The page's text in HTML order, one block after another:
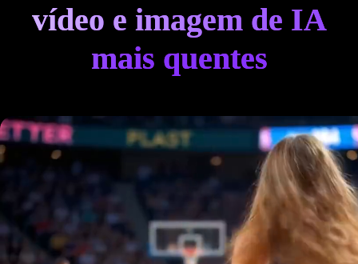
vídeo e imagem de IA
mais quentes